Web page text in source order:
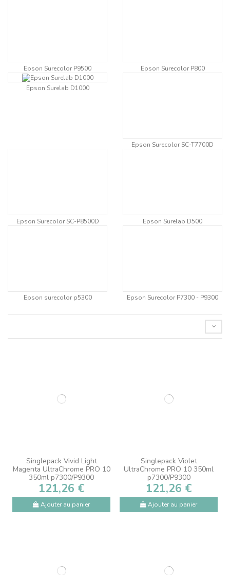
Epson Surecolor P9500 Epson Surecolor P800
Epson Surelab D1000
Epson Surecolor SC-T7700D
Epson Surecolor SC-P8500D Epson Surelab D500
Epson surecolor p5300 Epson Surecolor P7300 - P9300
Singlepack Vivid Light
Magenta UltraChrome PRO 10
350ml p7300/P9300
121,26 €
Ajouter au panier
Singlepack Violet
UltraChrome PRO 10 350ml
p7300/P9300
121,26 €
Ajouter au panier